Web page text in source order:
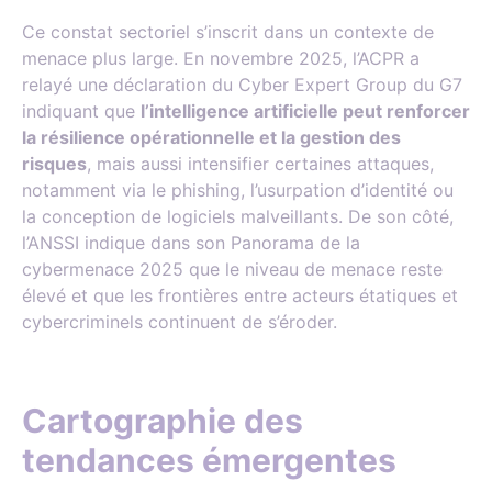
Ce constat sectoriel s’inscrit dans un contexte de
menace plus large. En novembre 2025, l’ACPR a
relayé une déclaration du Cyber Expert Group du G7
indiquant que l’intelligence artificielle peut renforcer
la résilience opérationnelle et la gestion des
risques, mais aussi intensifier certaines attaques,
notamment via le phishing, l’usurpation d’identité ou
la conception de logiciels malveillants. De son côté,
l’ANSSI indique dans son Panorama de la
cybermenace 2025 que le niveau de menace reste
élevé et que les frontières entre acteurs étatiques et
cybercriminels continuent de s’éroder.
Cartographie des
tendances émergentes